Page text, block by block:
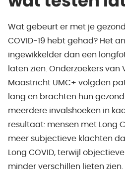
Wat gebeurt er met je
COVID-19 hebt gehad? Het
ingewikkelder dan een
laten zien. Onderzoekers van
Maastricht UMC+ volgden
lang en brachten hun
meerdere invalshoeken in
resultaat: mensen met Long
meer subjectieve klachten
Long COVID, terwijl
minder verschillen lieten zien.